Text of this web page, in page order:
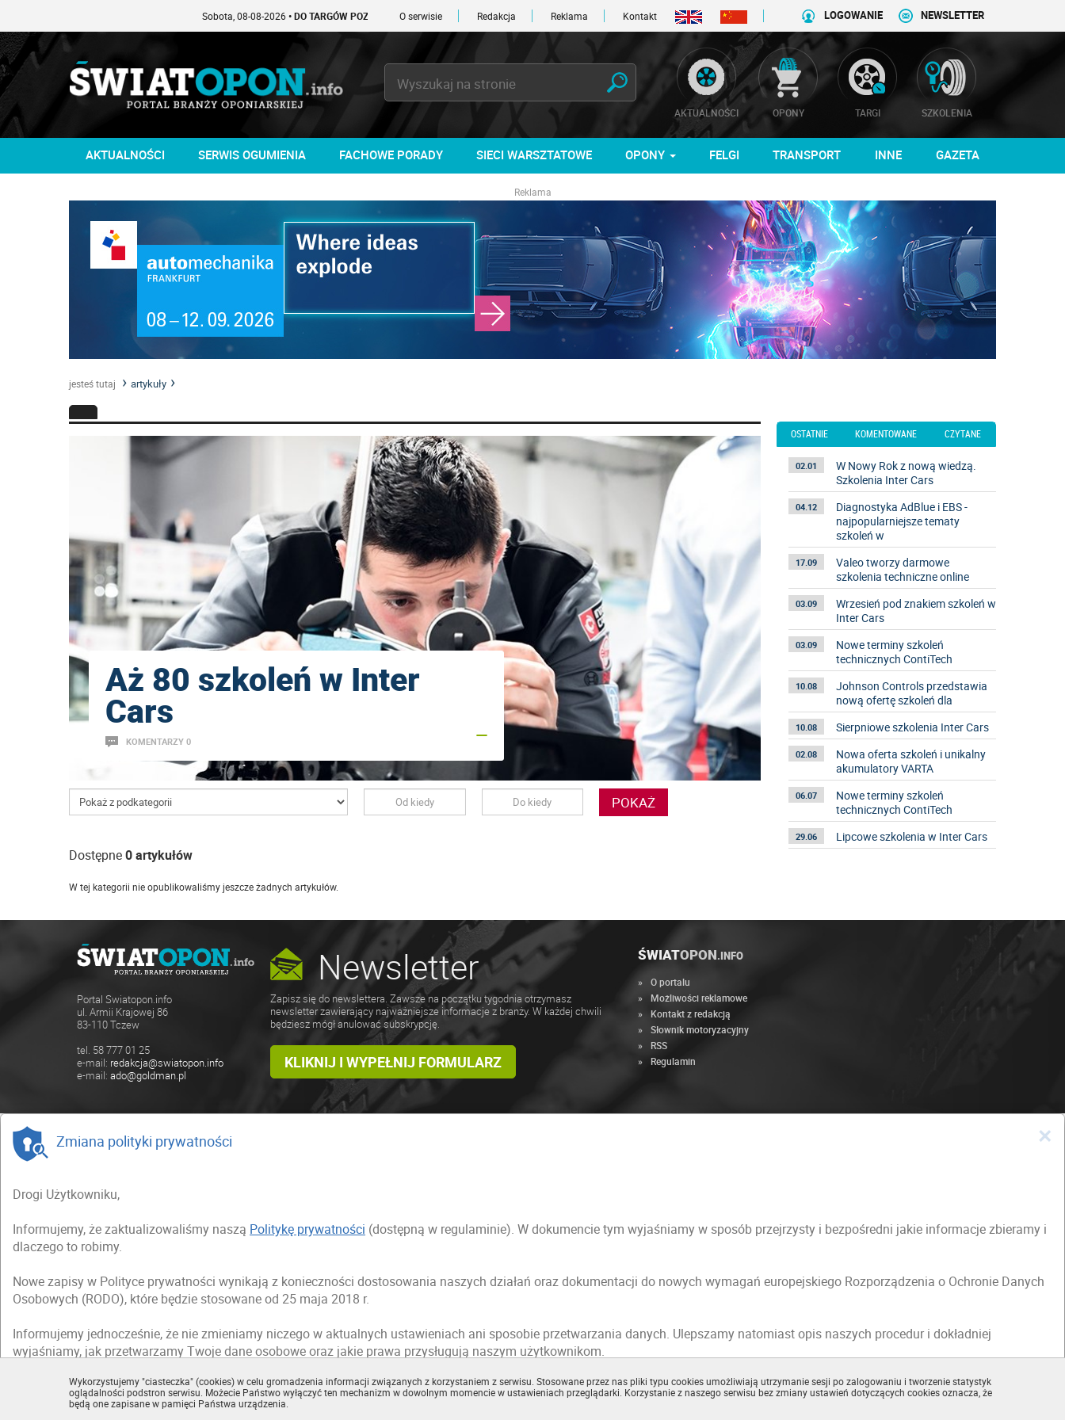
Wykorzystujemy "ciasteczka" (cookies) w celu gromadzenia informacji związanych z korzystaniem z serwisu. Stosowane przez nas pliki typu cookies umożliwiają utrzymanie sesji po zalogowaniu i tworzenie statystyk
oglądalności podstron serwisu. Możecie Państwo wyłączyć ten mechanizm w dowolnym momencie w ustawieniach przeglądarki. Korzystanie z naszego serwisu bez zmiany ustawień dotyczących cookies oznacza, że
będą one zapisane w pamięci Państwa urządzenia.
Sobota, 08-08-2026• DO TARGÓW POZOSTAŁO -1 DNIO serwisie Redakcja Reklama Kontakt NEWSLETTER
LOGOWANIE
AKTUALNOŚCI OPONY TARGI SZKOLENIA
AKTUALNOŚCI SERWIS OGUMIENIA FACHOWE PORADY SIECI WARSZTATOWE OPONY FELGI TRANSPORT INNE GAZETA
Reklama
jesteś tutaj artykuły
Aż 80 szkoleń w Inter
Cars
KOMENTARZY 0
POKAŻ
Dostępne0 artykułów
W tej kategorii nie opublikowaliśmy jeszcze żadnych artykułów.
OSTATNIE KOMENTOWANE CZYTANE
02.01
W Nowy Rok z nową wiedzą.
Szkolenia Inter Cars
04.12
Diagnostyka AdBlue i EBS -
najpopularniejsze tematy
szkoleń w
17.09
Valeo tworzy darmowe
szkolenia techniczne online
03.09
Wrzesień pod znakiem szkoleń w
Inter Cars
03.09
Nowe terminy szkoleń
technicznych ContiTech
10.08
Johnson Controls przedstawia
nową ofertę szkoleń dla
10.08 Sierpniowe szkolenia Inter Cars
02.08
Nowa oferta szkoleń i unikalny
akumulatory VARTA
06.07
Nowe terminy szkoleń
technicznych ContiTech
29.06 Lipcowe szkolenia w Inter Cars
Portal Swiatopon.info
ul. Armii Krajowej 86
83-110 Tczew
tel. 58 777 01 25
e-mail: redakcja@swiatopon.info
e-mail: ado@goldman.pl
Newsletter
Zapisz się do newslettera. Zawsze na początku tygodnia otrzymasz
newsletter zawierający najważniejsze informacje z branży. W każdej chwili
będziesz mógł anulować subskrypcję.
KLIKNIJ I WYPEŁNIJ FORMULARZ
ŚWIATOPON.INFO
O portalu
Możliwości reklamowe
Kontakt z redakcją
Słownik motoryzacyjny
RSS
Regulamin
×
Zmiana polityki prywatności
Drogi Użytkowniku,
Informujemy, że zaktualizowaliśmy naszą Politykę prywatności (dostępną w regulaminie). W dokumencie tym wyjaśniamy w sposób przejrzysty i bezpośredni jakie informacje zbieramy i
dlaczego to robimy.
Nowe zapisy w Polityce prywatności wynikają z konieczności dostosowania naszych działań oraz dokumentacji do nowych wymagań europejskiego Rozporządzenia o Ochronie Danych
Osobowych (RODO), które będzie stosowane od 25 maja 2018 r.
Informujemy jednocześnie, że nie zmieniamy niczego w aktualnych ustawieniach ani sposobie przetwarzania danych. Ulepszamy natomiast opis naszych procedur i dokładniej
wyjaśniamy, jak przetwarzamy Twoje dane osobowe oraz jakie prawa przysługują naszym użytkownikom.
Zapraszamy Cię do zapoznania się ze zmienionąPolityką prywatności(dostępną w regulaminie).